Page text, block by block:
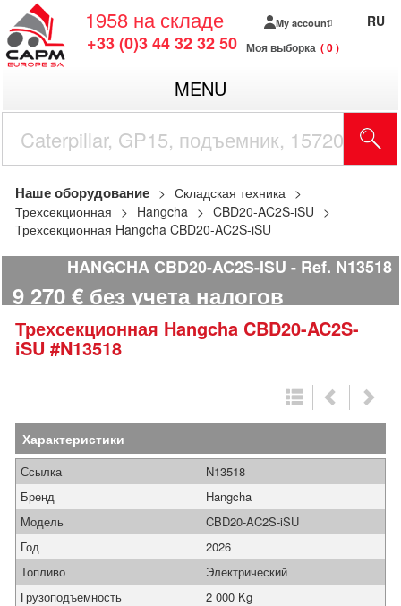
1958 на складе
+33 (0)3 44 32 32 50
My account
Моя выборка 0
RU
MENU
Наше оборудование
Складская техника
Трехсекционная
Hangcha
CBD20-AC2S-iSU
Трехсекционная Hangcha CBD20-AC2S-iSU
HANGCHA CBD20-AC2S-ISU Ref. N13518
9 270 € без учета налогов
Трехсекционная Hangcha CBD20-AC2S-
iSU #N13518
Характеристики
Ссылка
N13518
Бренд
Hangcha
Модель
CBD20-AC2S-iSU
Год
2026
Топливо
Электрический
Грузоподъемность
2 000 Kg